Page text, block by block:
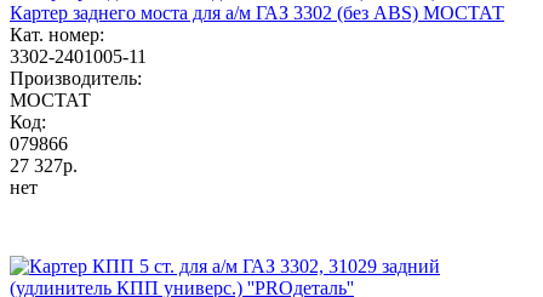
Картер заднего моста для а/м ГАЗ 3302 (без ABS) МОСТАТ
Кат. номер:
3302-2401005-11
Производитель:
МОСТАТ
Код:
079866
27 327р.
нет